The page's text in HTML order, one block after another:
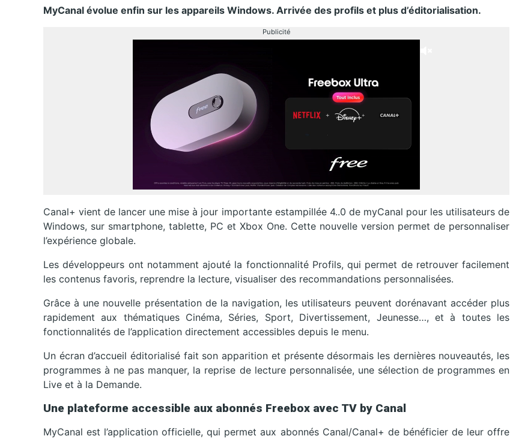
MyCanal évolue enfin sur les appareils Windows. Arrivée des profils et plus d’éditorialisation.
Publicité
Canal+ vient de lancer une mise à jour importante estampillée 4..0 de myCanal pour les utilisateurs de
Windows, sur smartphone, tablette, PC et Xbox One. Cette nouvelle version permet de personnaliser
l’expérience globale.
Les développeurs ont notamment ajouté la fonctionnalité Profils, qui permet de retrouver facilement
les contenus favoris, reprendre la lecture, visualiser des recommandations personnalisées.
Grâce à une nouvelle présentation de la navigation, les utilisateurs peuvent dorénavant accéder plus
rapidement aux thématiques Cinéma, Séries, Sport, Divertissement, Jeunesse…, et à toutes les
fonctionnalités de l’application directement accessibles depuis le menu.
Un écran d’accueil éditorialisé fait son apparition et présente désormais les dernières nouveautés, les
programmes à ne pas manquer, la reprise de lecture personnalisée, une sélection de programmes en
Live et à la Demande.
Une plateforme accessible aux abonnés Freebox avec TV by Canal
MyCanal est l’application officielle, qui permet aux abonnés Canal/Canal+ de bénéficier de leur offre